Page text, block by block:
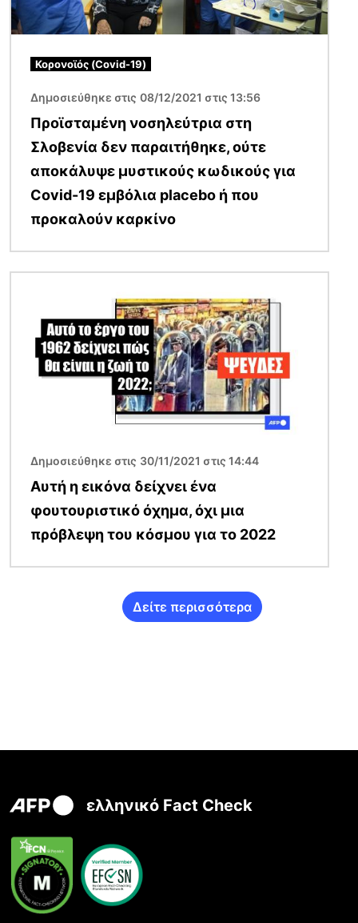
Κορονοϊός (Covid-19)
Δημοσιεύθηκε στις 08/12/2021 στις 13:56
Προϊσταμένη νοσηλεύτρια στη
Σλοβενία δεν παραιτήθηκε, ούτε
αποκάλυψε μυστικούς κωδικούς για
Covid-19 εμβόλια placebo ή που
προκαλούν καρκίνο
Δημοσιεύθηκε στις 30/11/2021 στις 14:44
Αυτή η εικόνα δείχνει ένα
φουτουριστικό όχημα, όχι μια
πρόβλεψη του κόσμου για το 2022
Δείτε περισσότερα
ελληνικό Fact Check